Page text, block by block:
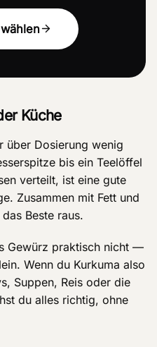
Küche
über Dosierung wenig
bis ein Teelöffel
verteilt, ist eine gute
Zusammen mit Fett und
Beste raus.
Gewürz praktisch nicht —
Wenn du Kurkuma also
Suppen, Reis oder die
du alles richtig, ohne